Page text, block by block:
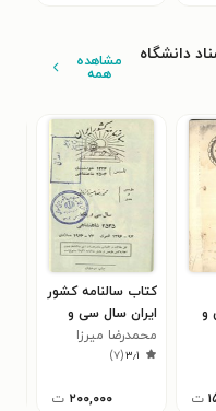
دانشگاه
مشاهده
همه
و
ت
کتاب سالنامه کشور
ایران سال سی و
یکم ۲۵۳۵
محمد‌رضا میرزا
زمانی
۳٫۱(۷)
۲۰۰,۰۰۰ ت